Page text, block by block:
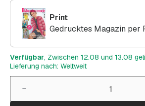
Print
Gedrucktes Magazin per
Verfügbar, Zwischen 12.08 und 13.08
Lieferung nach: Weltweit